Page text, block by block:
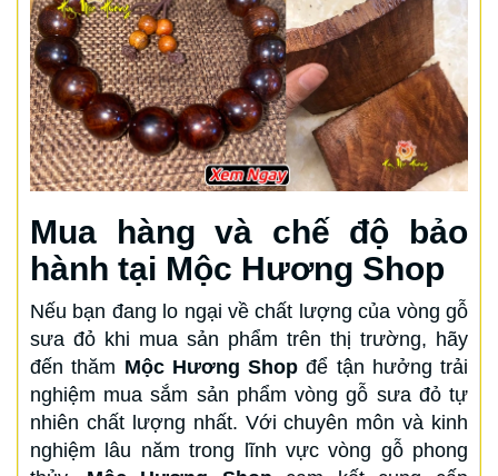
Mua hàng và chế độ bảo
hành tại Mộc Hương Shop
Nếu bạn đang lo ngại về chất lượng của vòng gỗ
sưa đỏ khi mua sản phẩm trên thị trường, hãy
đến thăm Mộc Hương Shop để tận hưởng trải
nghiệm mua sắm sản phẩm vòng gỗ sưa đỏ tự
nhiên chất lượng nhất. Với chuyên môn và kinh
nghiệm lâu năm trong lĩnh vực vòng gỗ phong